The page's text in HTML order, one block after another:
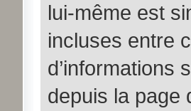
lui-même est
incluses entre
d’informations
depuis la page